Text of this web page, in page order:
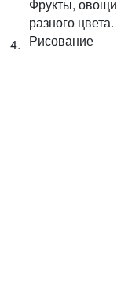
4.
Фрукты, овощи
разного цвета.
Рисование